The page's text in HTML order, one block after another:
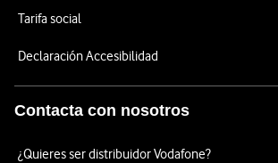
Tarifa social
Declaración Accesibilidad
Contacta con nosotros
¿Quieres ser distribuidor Vodafone?